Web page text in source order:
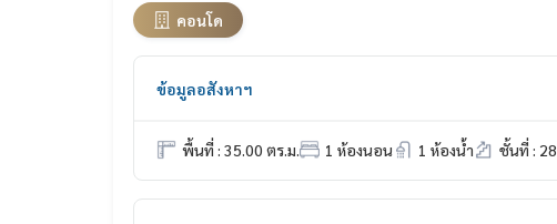
คอนโด
ข้อมูลอสังหาฯ
พื้นที่ : 35.00 ตร.ม. 1 ห้องนอน 1 ห้องน้ำ ชั้นที่ : 28